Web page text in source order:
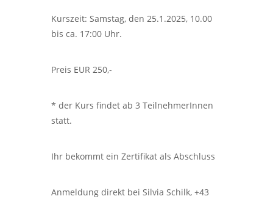
Kurszeit: Samstag, den 25.1.2025, 10.00
bis ca. 17:00 Uhr.
Preis EUR 250,-
* der Kurs findet ab 3 TeilnehmerInnen
statt.
Ihr bekommt ein Zertifikat als Abschluss
Anmeldung direkt bei Silvia Schilk, +43